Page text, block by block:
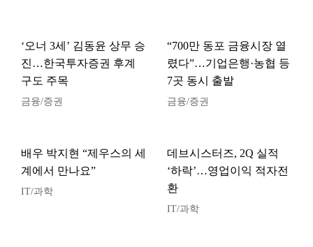
‘오너 3세’ 김동윤 상무 승
진…한국투자증권 후계
구도 주목
금융/증권
“700만 동포 금융시장 열
렸다”…기업은행·농협 등
7곳 동시 출발
금융/증권
배우 박지현 “제우스의 세
계에서 만나요”
IT/과학
데브시스터즈, 2Q 실적
‘하락’…영업이익 적자전
환
IT/과학